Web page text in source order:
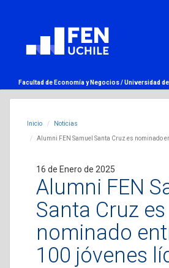
Facultad de Economía y Negocios /Universidad
Inicio Noticias
Alumni FEN Samuel Santa Cruz es nominado
16 de Enero de 2025
Alumni FEN
Santa Cruz es
nominado
100 jóvenes